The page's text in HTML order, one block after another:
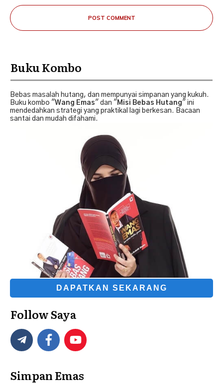
POST COMMENT
Buku Kombo
Bebas masalah hutang, dan mempunyai simpanan yang kukuh.
Buku kombo "Wang Emas" dan " Misi Bebas Hutang" ini
mendedahkan strategi yang praktikal lagi berkesan. Bacaan
santai dan mudah difahami.
DAPATKAN SEKARANG
Follow Saya
Simpan Emas